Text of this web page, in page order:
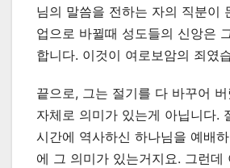
님의 말씀을 전하는 자의 직분이
업으로 바뀔때 성도들의 신앙은
합니다. 이것이 여로보암의 죄였
끝으로, 그는 절기를 다 바꾸어
자체로 의미가 있는게 아닙니다.
시간에 역사하신 하나님을 예배
에 그 의미가 있는거지요. 그런데